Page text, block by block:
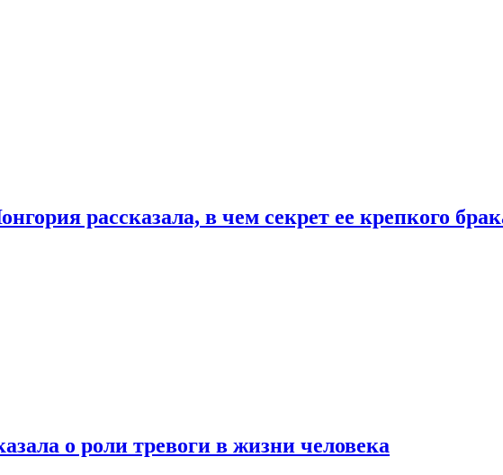
рассказала, в чем секрет ее крепкого
о роли тревоги в жизни человека